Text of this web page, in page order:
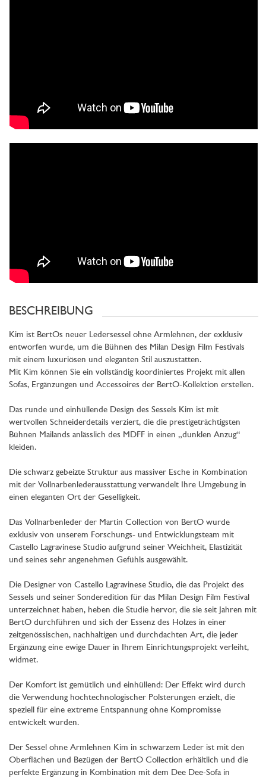
BESCHREIBUNG
Kim ist BertOs neuer Ledersessel ohne Armlehnen, der exklusiv
entworfen wurde, um die Bühnen des Milan Design Film Festivals
mit einem luxuriösen und eleganten Stil auszustatten.
Mit Kim können Sie ein vollständig koordiniertes Projekt mit allen
Sofas, Ergänzungen und Accessoires der BertO-Kollektion erstellen.
Das runde und einhüllende Design des Sessels Kim ist mit
wertvollen Schneiderdetails verziert, die die prestigeträchtigsten
Bühnen Mailands anlässlich des MDFF in einen „dunklen Anzug“
kleiden.
Die schwarz gebeizte Struktur aus massiver Esche in Kombination
mit der Vollnarbenlederausstattung verwandelt Ihre Umgebung in
einen eleganten Ort der Geselligkeit.
Das Vollnarbenleder der Martin Collection von BertO wurde
exklusiv von unserem Forschungs- und Entwicklungsteam mit
Castello Lagravinese Studio aufgrund seiner Weichheit, Elastizität
und seines sehr angenehmen Gefühls ausgewählt.
Die Designer von Castello Lagravinese Studio, die das Projekt des
Sessels und seiner Sonderedition für das Milan Design Film Festival
unterzeichnet haben, heben die Studie hervor, die sie seit Jahren mit
BertO durchführen und sich der Essenz des Holzes in einer
zeitgenössischen, nachhaltigen und durchdachten Art, die jeder
Ergänzung eine ewige Dauer in Ihrem Einrichtungsprojekt verleiht,
widmet.
Der Komfort ist gemütlich und einhüllend: Der Effekt wird durch
die Verwendung hochtechnologischer Polsterungen erzielt, die
speziell für eine extreme Entspannung ohne Kompromisse
entwickelt wurden.
Der Sessel ohne Armlehnen Kim in schwarzem Leder ist mit den
Oberflächen und Bezügen der BertO Collection erhältlich und die
perfekte Ergänzung in Kombination mit dem Dee Dee-Sofa in